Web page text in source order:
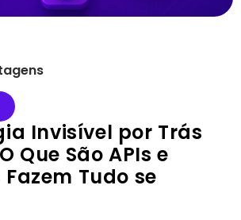
Invisível por Trás
Que São APIs e
Tudo se